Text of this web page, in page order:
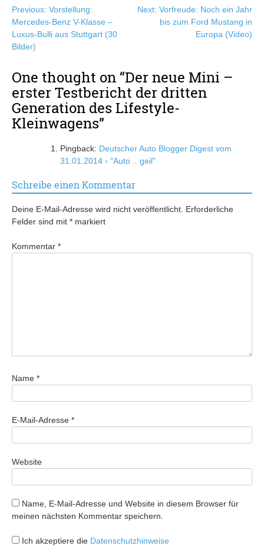
Beitragsnavigation
Previous: Vorstellung:
Mercedes-Benz V-Klasse –
Luxus-Bulli aus Stuttgart (30
Bilder)
Next: Vorfreude: Noch ein Jahr
bis zum Ford Mustang in
Europa (Video)
One thought on “Der neue Mini –
erster Testbericht der dritten
Generation des Lifestyle-
Kleinwagens”
Pingback: Deutscher Auto Blogger Digest vom
31.01.2014 › "Auto .. geil"
Schreibe einen Kommentar
Deine E-Mail-Adresse wird nicht veröffentlicht. Erforderliche
Felder sind mit * markiert
Kommentar *
Name *
E-Mail-Adresse *
Website
Name, E-Mail-Adresse und Website in diesem Browser für
meinen nächsten Kommentar speichern.
Ich akzeptiere die Datenschutzhinweise